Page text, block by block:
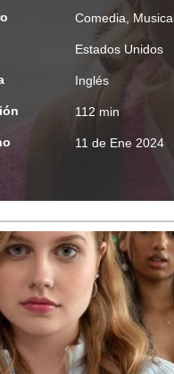
Comedia
Estados Unidos
Inglés
112 min
11 de Ene 2024